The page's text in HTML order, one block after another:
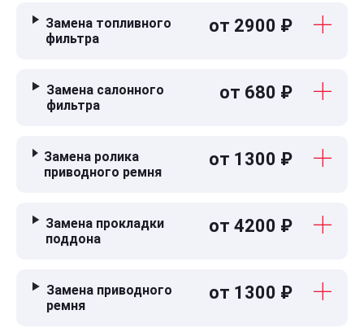
Замена топливного
фильтра
от 2900 ₽
Замена салонного
фильтра
от 680 ₽
Замена ролика
приводного ремня
от 1300 ₽
Замена прокладки
поддона
от 4200 ₽
Замена приводного
ремня
от 1300 ₽